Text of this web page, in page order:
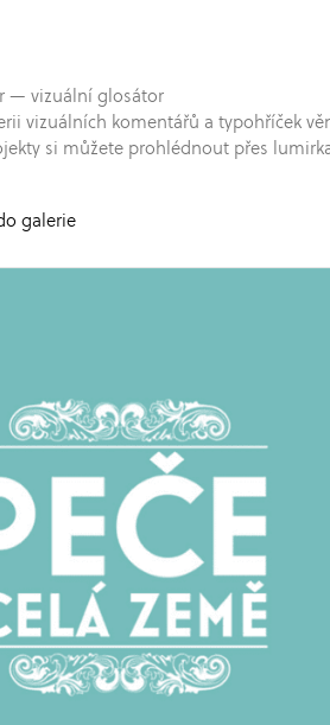
— vizuální glosátor
vizuálních komentářů a typohříček
si můžete prohlédnout přes
galerie